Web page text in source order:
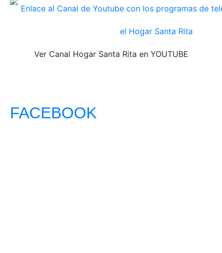
Ver Canal Hogar Santa Rita en YOUTUBE
FACEBOOK